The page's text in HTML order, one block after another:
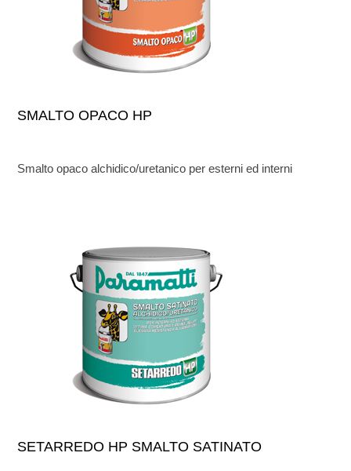
SMALTO OPACO HP
Smalto opaco alchidico/uretanico per esterni ed interni
SETARREDO HP SMALTO SATINATO